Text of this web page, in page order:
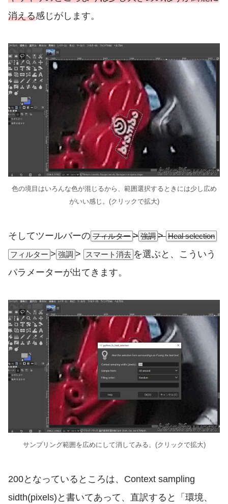
消える感じがします。
色の境目はいろんな色が混じるから、範囲選択するときには少し広め
がいい感じ。(クリックで拡大)
そしてツールバーの フィルター > 強調 > Heal selection
フィルター > 強調 > スマート消去 を選ぶと、こういう
パラメーターが出てきます。
サンプリング範囲を広めにして消してみる。(クリックで拡大)
200となっているところは、Context sampling
sidth(pixels)と書いてあって、直訳すると「環境、